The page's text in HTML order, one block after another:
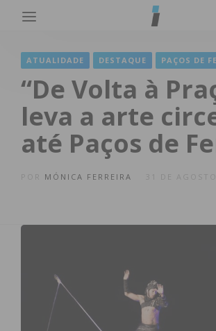
ATUALIDADE DESTAQUE PAÇOS DE
“De Volta à
leva a arte
até Paços de
MÓNICA FERREIRA 31 DE